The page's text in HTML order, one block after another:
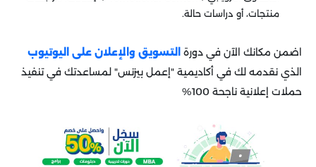
منتجات، أو دراسات حالة.
اضمن مكانك الآن في دورة التسويق والإعلان على اليوتيوب
الذي نقدمه لك في أكاديمية "إعمل بيزنس" لمساعدتك في تنفيذ
حملات إعلانية ناجحة 100%